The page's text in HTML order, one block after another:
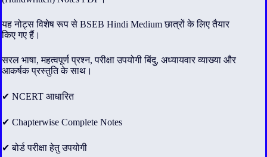
यह नोट्स विशेष रूप से BSEB Hindi Medium छात्रों के लिए तैयार
किए गए हैं।
सरल भाषा, महत्वपूर्ण प्रश्न, परीक्षा उपयोगी बिंदु, अध्यायवार व्याख्या और
आकर्षक प्रस्तुति के साथ।
✔ NCERT आधारित
✔ Chapterwise Complete Notes
✔ बोर्ड परीक्षा हेतु उपयोगी